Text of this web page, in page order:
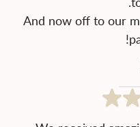
And now off to our